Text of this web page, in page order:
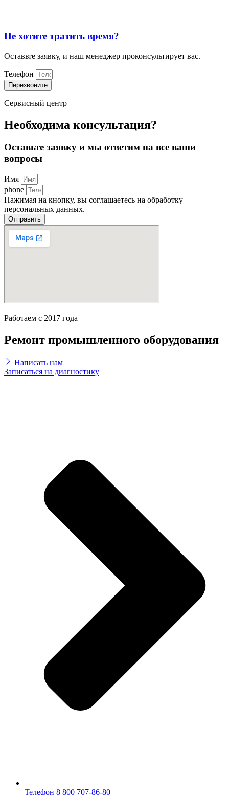
Не хотите тратить время?
Оставьте заявку, и наш менеджер проконсультирует вас.
Телефон
Перезвоните
Сервисный центр
Необходима консультация?
Оставьте заявку и мы ответим на все ваши
вопросы
Имя
phone
Нажимая на кнопку, вы соглашаетесь на обработку
персональных данных.
Отправить
Работаем с 2017 года
Ремонт промышленного оборудования
Написать нам
Записаться на диагностику
Телефон 8 800 707-86-80